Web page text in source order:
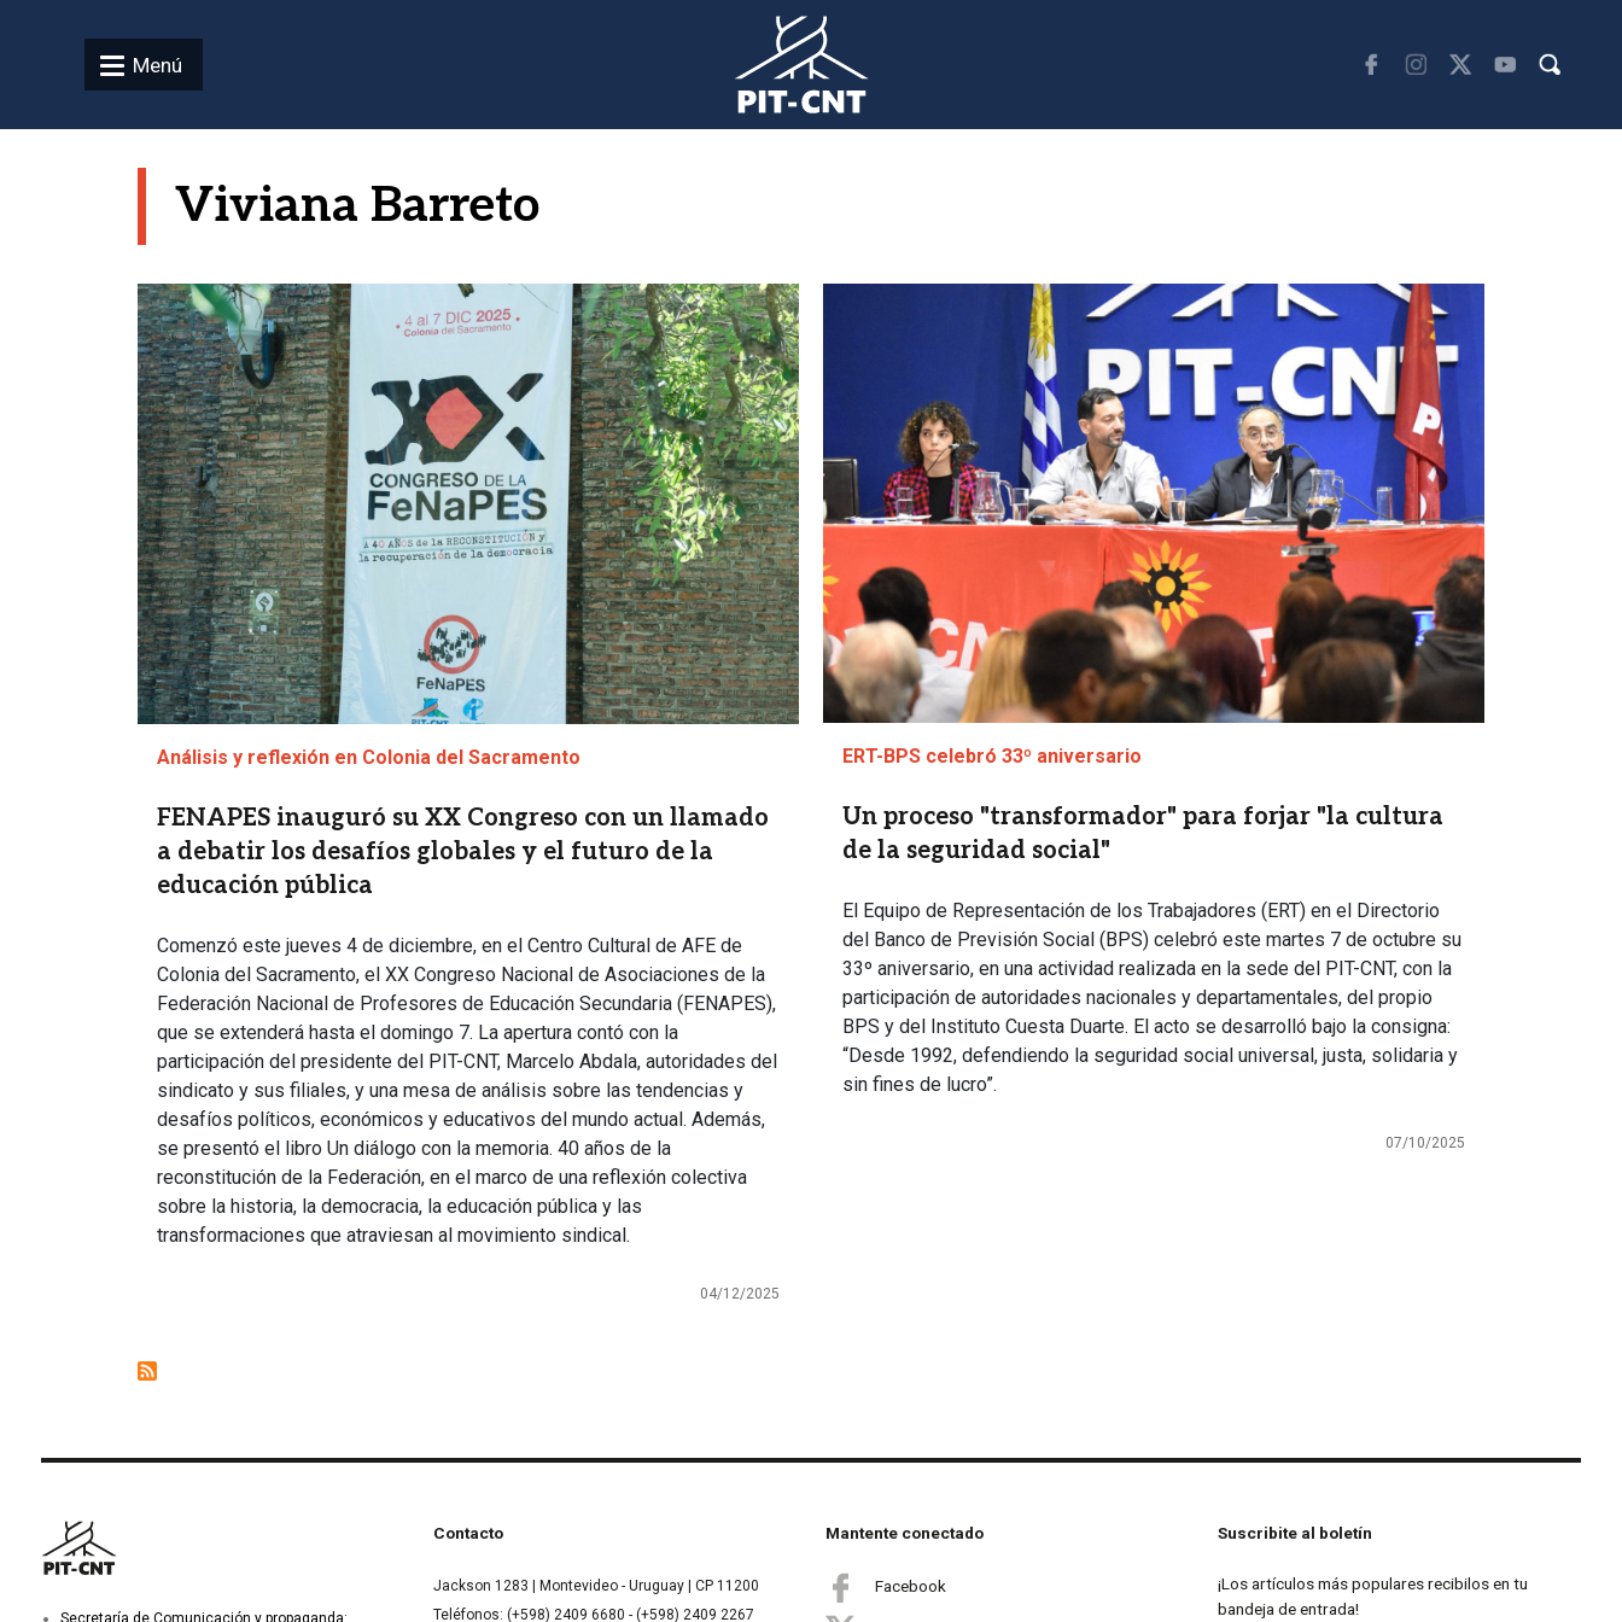
Menú
Viviana Barreto
Imagen
Análisis y reflexión en Colonia del Sacramento
FENAPES inauguró su XX Congreso con un llamado
a debatir los desafíos globales y el futuro de la
educación pública
Comenzó este jueves 4 de diciembre, en el Centro Cultural de AFE de
Colonia del Sacramento, el XX Congreso Nacional de Asociaciones de la
Federación Nacional de Profesores de Educación Secundaria (FENAPES),
que se extenderá hasta el domingo 7. La apertura contó con la
participación del presidente del PIT-CNT, Marcelo Abdala, autoridades del
sindicato y sus filiales, y una mesa de análisis sobre las tendencias y
desafíos políticos, económicos y educativos del mundo actual. Además,
se presentó el libro Un diálogo con la memoria. 40 años de la
reconstitución de la Federación, en el marco de una reflexión colectiva
sobre la historia, la democracia, la educación pública y las
transformaciones que atraviesan al movimiento sindical.
04/12/2025
ERT-BPS celebró 33º aniversario
Un proceso "transformador" para forjar "la cultura
de la seguridad social"
El Equipo de Representación de los Trabajadores (ERT) en el Directorio
del Banco de Previsión Social (BPS) celebró este martes 7 de octubre su
33º aniversario, en una actividad realizada en la sede del PIT-CNT, con la
participación de autoridades nacionales y departamentales, del propio
BPS y del Instituto Cuesta Duarte. El acto se desarrolló bajo la consigna:
“Desde 1992, defendiendo la seguridad social universal, justa, solidaria y
sin fines de lucro”.
07/10/2025
Secretaría de Comunicación y propaganda:
Contacto
Jackson 1283 | Montevideo - Uruguay | CP 11200
Teléfonos: (+598) 2409 6680 - (+598) 2409 2267
Mantente conectado
Facebook
Suscribite al boletín
¡Los artículos más populares recibilos en tu
bandeja de entrada!